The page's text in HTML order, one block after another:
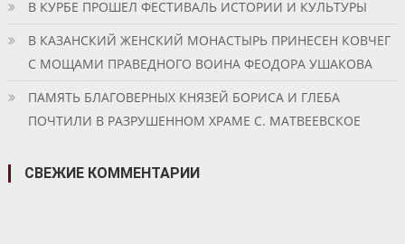
В КУРБЕ ПРОШЕЛ ФЕСТИВАЛЬ ИСТОРИИ И КУЛЬТУРЫ
В КАЗАНСКИЙ ЖЕНСКИЙ МОНАСТЫРЬ ПРИНЕСЕН КОВЧЕГ
С МОЩАМИ ПРАВЕДНОГО ВОИНА ФЕОДОРА УШАКОВА
ПАМЯТЬ БЛАГОВЕРНЫХ КНЯЗЕЙ БОРИСА И ГЛЕБА
ПОЧТИЛИ В РАЗРУШЕННОМ ХРАМЕ С. МАТВЕЕВСКОЕ
СВЕЖИЕ КОММЕНТАРИИ